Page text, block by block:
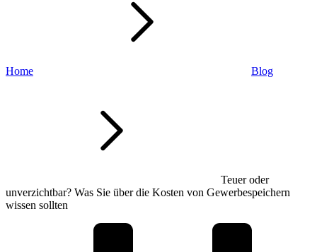
Home Blog
Teuer oder
unverzichtbar? Was Sie über die Kosten von Gewerbespeichern
wissen sollten